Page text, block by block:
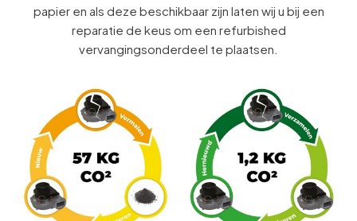
papier en als deze beschikbaar zijn laten wij u bij een
reparatie de keus om een refurbished
vervangingsonderdeel te plaatsen.